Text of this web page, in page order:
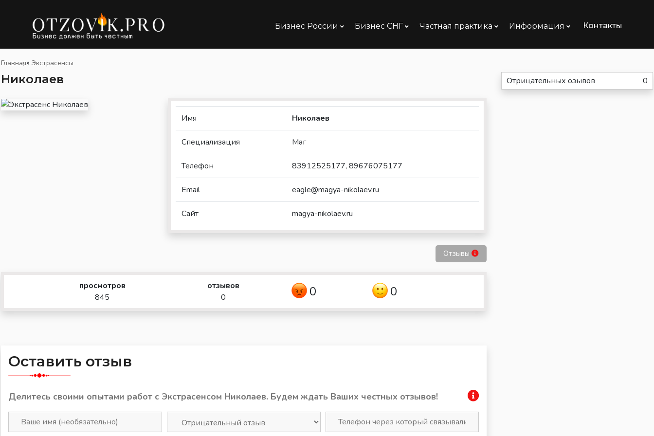
Бизнес России Бизнес СНГ Частная практика Информация Контакты
Главная» Экстрасенсы
Николаев
Имя Николаев
Специализация Маг
Телефон 83912525177, 89676075177
Email eagle@magya-nikolaev.ru
Сайт magya-nikolaev.ru
Отзывы
просмотров
845
отзывов
0
0 0
Оставить отзыв
Делитесь своими опытами работ с Экстрасенсом Николаев. Будем ждать Ваших честных отзывов!
Отрицательных озывов 0